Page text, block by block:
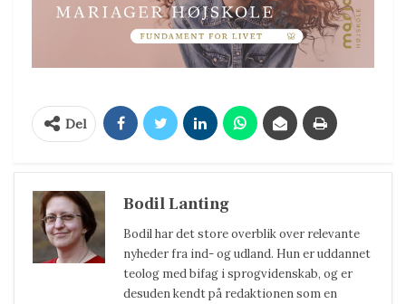
Del
Bodil Lanting
Bodil har det store overblik over relevante
nyheder fra ind- og udland. Hun er uddannet
teolog med bifag i sprogvidenskab, og er
desuden kendt på redaktionen som en